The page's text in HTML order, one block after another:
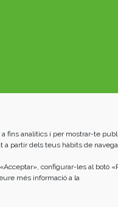
fins analítics i per mostrar-te
a partir dels teus hàbits de
configurar-les al botó
més informació a la